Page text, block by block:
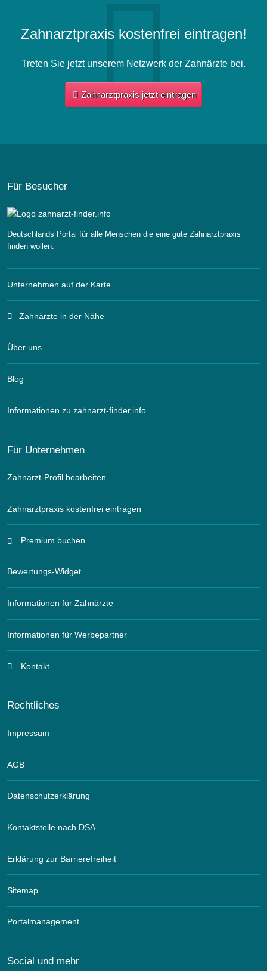
Zahnarztpraxis kostenfrei eintragen!
Treten Sie jetzt unserem Netzwerk der Zahnärzte bei.
Zahnarztpraxis jetzt eintragen
Für Besucher
Deutschlands Portal für alle Menschen die eine gute Zahnarztpraxis
finden wollen.
Unternehmen auf der Karte
Zahnärzte in der Nähe
Über uns
Blog
Informationen zu zahnarzt-finder.info
Für Unternehmen
Zahnarzt-Profil bearbeiten
Zahnarztpraxis kostenfrei eintragen
Premium buchen
Bewertungs-Widget
Informationen für Zahnärzte
Informationen für Werbepartner
Kontakt
Rechtliches
Impressum
AGB
Datenschutzerklärung
Kontaktstelle nach DSA
Erklärung zur Barrierefreiheit
Sitemap
Portalmanagement
Social und mehr